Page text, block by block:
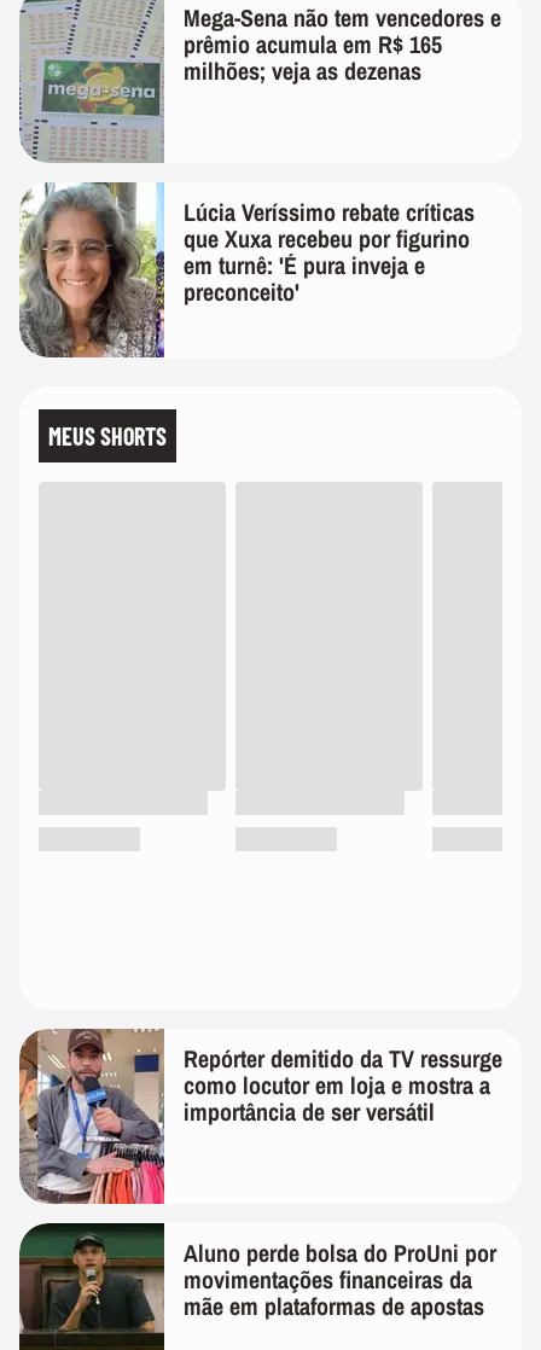
Mega-Sena não tem vencedores e
prêmio acumula em R$ 165
milhões; veja as dezenas
Lúcia Veríssimo rebate críticas
que Xuxa recebeu por figurino
em turnê: 'É pura inveja e
preconceito'
MEUS SHORTS
Repórter demitido da TV ressurge
como locutor em loja e mostra a
importância de ser versátil
Aluno perde bolsa do ProUni por
movimentações financeiras da
mãe em plataformas de apostas